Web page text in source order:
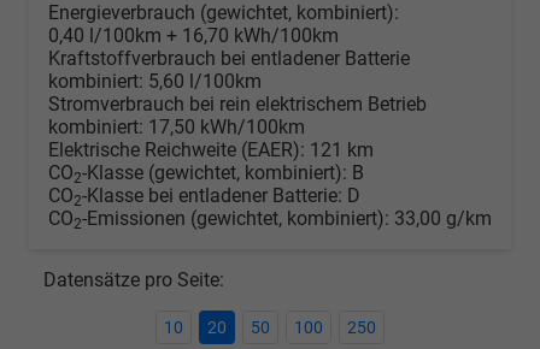
Energieverbrauch (gewichtet, kombiniert):
0,40 l/100km + 16,70 kWh/100km
Kraftstoffverbrauch bei entladener Batterie
kombiniert: 5,60 l/100km
Stromverbrauch bei rein elektrischem Betrieb
kombiniert: 17,50 kWh/100km
Elektrische Reichweite (EAER): 121 km
CO2-Klasse (gewichtet, kombiniert): B
CO2-Klasse bei entladener Batterie: D
CO2-Emissionen (gewichtet, kombiniert): 33,00 g/km
Datensätze pro Seite:
10 20 50 100 250